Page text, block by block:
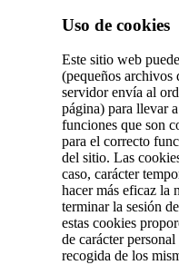
Uso de cookies
Este sitio web
(pequeños archivos
servidor envía al
página) para llevar
funciones que son
para el correcto
del sitio. Las
caso, carácter
hacer más eficaz la
terminar la sesión
estas cookies
de carácter
recogida de los